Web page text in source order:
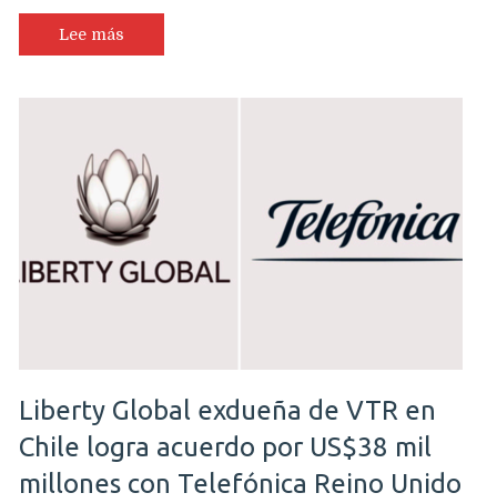
Lee más
Liberty Global exdueña de VTR en
Chile logra acuerdo por US$38 mil
millones con Telefónica Reino Unido